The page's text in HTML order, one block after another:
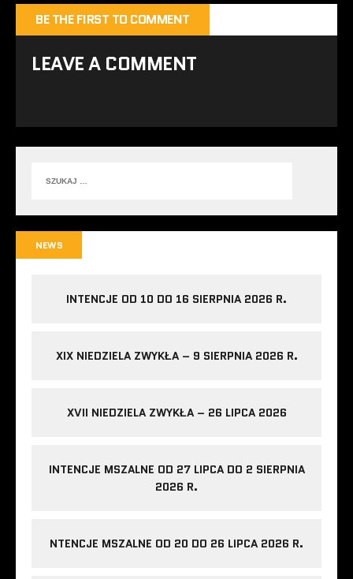
BE THE FIRST TO COMMENT
LEAVE A COMMENT
NEWS
INTENCJE OD 10 DO 16 SIERPNIA 2026 R.
XIX NIEDZIELA ZWYKŁA – 9 SIERPNIA 2026 R.
XVII NIEDZIELA ZWYKŁA – 26 LIPCA 2026
INTENCJE MSZALNE OD 27 LIPCA DO 2 SIERPNIA
2026 R.
NTENCJE MSZALNE OD 20 DO 26 LIPCA 2026 R.